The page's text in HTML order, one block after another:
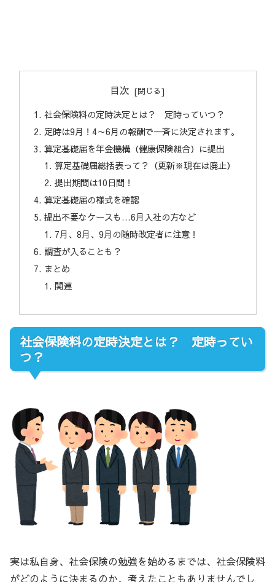
目次
社会保険料の定時決定とは？ 定時っていつ？
定時は9月！4～6月の報酬で一斉に決定されます。
算定基礎届を年金機構（健康保険組合）に提出
算定基礎届総括表って？（更新※現在は廃止）
提出期間は10日間！
算定基礎届の様式を確認
提出不要なケースも…6月入社の方など
7月、8月、9月の随時改定者に注意！
調査が入ることも？
まとめ
関連
社会保険料の定時決定とは？ 定時ってい
つ？
実は私自身、社会保険の勉強を始めるまでは、社会保険料
がどのように決まるのか、考えたこともありませんでし